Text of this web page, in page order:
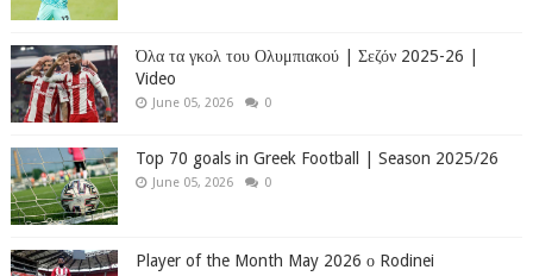
Όλα τα γκολ του Ολυμπιακού | Σεζόν 2025-26 |
Video
June 05, 2026 0
Top 70 goals in Greek Football | Season 2025/26
June 05, 2026 0
Player of the Month May 2026 ο Rodinei